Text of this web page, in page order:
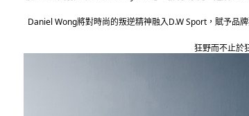
Daniel Wong將對時尚的叛逆精神融入D.W Sport，賦予品
狂野而不止於